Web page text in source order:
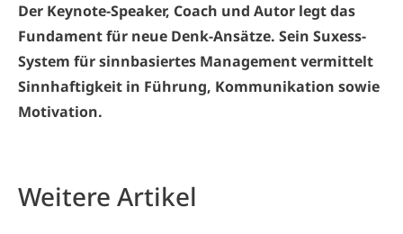
Der Keynote-Speaker, Coach und Autor legt das
Fundament für neue Denk-Ansätze. Sein Suxess-
System für sinnbasiertes Management vermittelt
Sinnhaftigkeit in Führung, Kommunikation sowie
Motivation.
Weitere Artikel